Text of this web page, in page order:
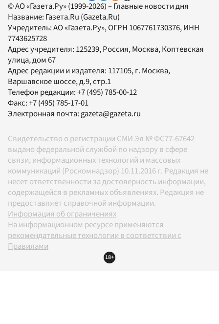
© АО «Газета.Ру» (1999-2026) – Главные новости дня
Название: Газета.Ru (Gazeta.Ru)
Учредитель:АО «Газета.Ру», ОГРН 1067761730376, ИНН
7743625728
Адрес учредителя: 125239, Россия, Москва, Коптевская
улица, дом 67
Адрес редакции и издателя: 117105, г. Москва,
Варшавское шоссе, д.9, стр.1
Телефон редакции:+7 (495) 785-00-12
Факс:+7 (495) 785-17-01
Электронная почта:gazeta@gazeta.ru
Свидетельство о регистрации СМИ Эл № ФС77-67642
выдано федеральной службой по надзору в сфере
связи, информационных технологий и массовых
коммуникаций (Роскомнадзор) 10.11.2016 г. Редакция не
несет ответственности за достоверность информации,
содержащейся в рекламных объявлениях. Редакция не
предоставляет справочной информации.
Информация об ограничениях
На информационном ресурсе применяются
рекомендательные технологии в соответствии с
Правилами
18+